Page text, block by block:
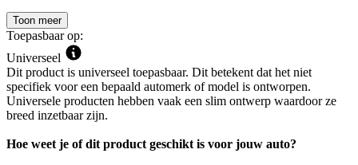
Toon meer
Toepasbaar op:
Universeel
Dit product is universeel toepasbaar. Dit betekent dat het niet
specifiek voor een bepaald automerk of model is ontworpen.
Universele producten hebben vaak een slim ontwerp waardoor ze
breed inzetbaar zijn.
Hoe weet je of dit product geschikt is voor jouw auto?